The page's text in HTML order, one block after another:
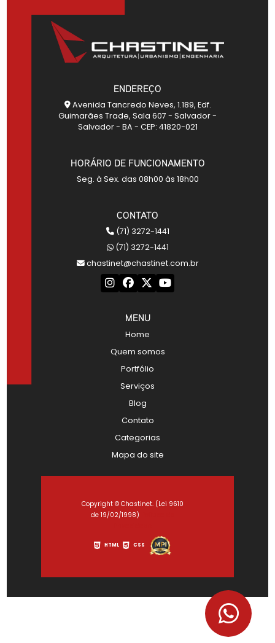
ENDEREÇO
Avenida Tancredo Neves, 1.189, Edf.
Guimarães Trade, Sala 607 - Salvador -
Salvador - BA - CEP: 41820-021
HORÁRIO DE FUNCIONAMENTO
Seg. à Sex. das 08h00 às 18h00
CONTATO
(71) 3272-1441
(71) 3272-1441
chastinet@chastinet.com.br
MENU
Home
Quem somos
Portfólio
Serviços
Blog
Contato
Categorias
Mapa do site
Copyright © Chastinet. (Lei 9610
de 19/02/1998)
HTML CSS